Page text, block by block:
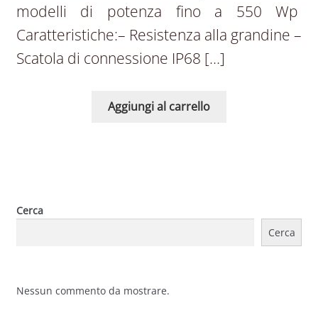
modelli di potenza fino a 550 Wp
Caratteristiche:– Resistenza alla grandine –
Scatola di connessione IP68 […]
Aggiungi al carrello
Cerca
Cerca
Nessun commento da mostrare.